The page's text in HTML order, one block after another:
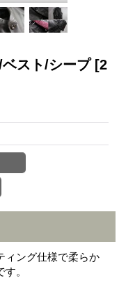
スト/シープ [2
ィング仕様で柔らか
。